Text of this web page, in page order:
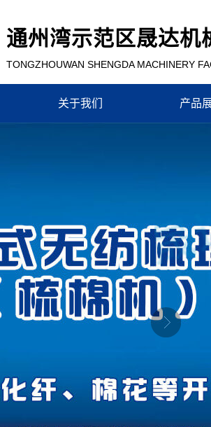
通州湾示范区晟达机
TONGZHOUWAN SHENGDA MACHINERY
关于我们 产品